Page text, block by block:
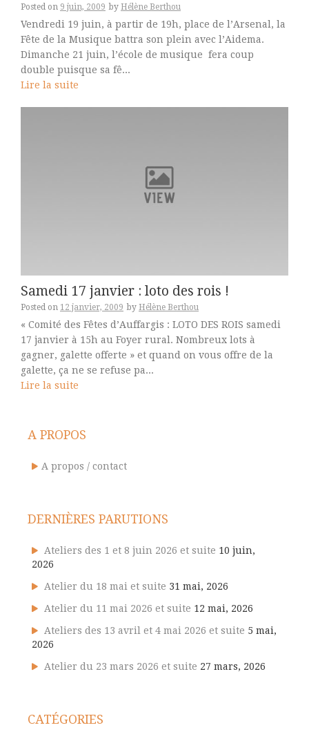
Posted on 9 juin, 2009 by Hélène Berthou
Vendredi 19 juin, à partir de 19h, place de l’Arsenal, la
Fête de la Musique battra son plein avec l’Aidema.
Dimanche 21 juin, l’école de musique fera coup
double puisque sa fê...
Lire la suite
Samedi 17 janvier : loto des rois !
Posted on 12 janvier, 2009 by Hélène Berthou
« Comité des Fêtes d’Auffargis : LOTO DES ROIS samedi
17 janvier à 15h au Foyer rural. Nombreux lots à
gagner, galette offerte » et quand on vous offre de la
galette, ça ne se refuse pa...
Lire la suite
A PROPOS
A propos / contact
DERNIÈRES PARUTIONS
Ateliers des 1 et 8 juin 2026 et suite 10 juin,
2026
Atelier du 18 mai et suite 31 mai, 2026
Atelier du 11 mai 2026 et suite 12 mai, 2026
Ateliers des 13 avril et 4 mai 2026 et suite 5 mai,
2026
Atelier du 23 mars 2026 et suite 27 mars, 2026
CATÉGORIES